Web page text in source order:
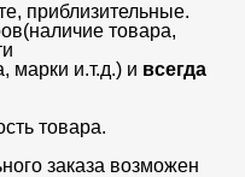
приблизительные.
товара,
марки и.т.д.) и всегда
товара.
заказа возможен